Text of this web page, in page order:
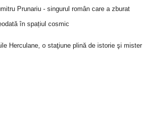
Prunariu - singurul român care a zburat
în spațiul cosmic
Herculane, o staţiune plină de istorie şi mister